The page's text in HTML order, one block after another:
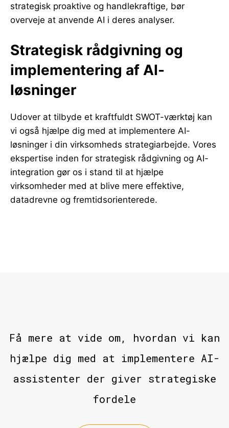
strategisk proaktive og handlekraftige, bør
overveje at anvende AI i deres analyser.
Strategisk rådgivning og
implementering af AI-
løsninger
Udover at tilbyde et kraftfuldt SWOT-værktøj kan
vi også hjælpe dig med at implementere AI-
løsninger i din virksomheds strategiarbejde. Vores
ekspertise inden for strategisk rådgivning og AI-
integration gør os i stand til at hjælpe
virksomheder med at blive mere effektive,
datadrevne og fremtidsorienterede.
Få mere at vide om, hvordan vi kan
hjælpe dig med at implementere AI-
assistenter der giver strategiske
fordele